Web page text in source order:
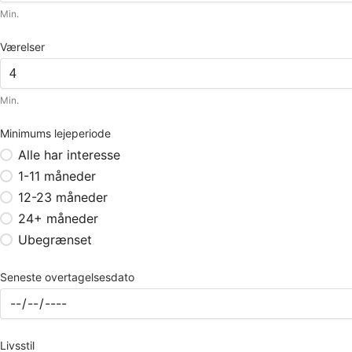
Min.
Værelser
Min.
Minimums lejeperiode
Alle har interesse
1-11 måneder
12-23 måneder
24+ måneder
Ubegrænset
Seneste overtagelsesdato
Livsstil